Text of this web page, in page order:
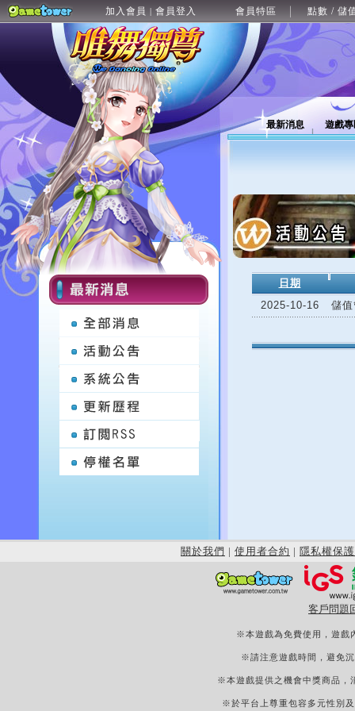
加入會員 | 會員登入 會員特區 點數 / 儲
最新消息 遊戲
日期
2025-10-16
儲
關於我們 | 使用者合約 | 隱私權保護
客戶問題
※本遊戲為免費使用，遊戲
※請注意遊戲時間，避免
※本遊戲提供之機會中獎商品，
※於平台上尊重包容多元性別